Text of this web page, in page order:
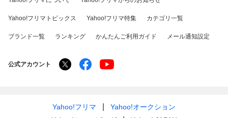
Yahoo!フリマトピックス Yahoo!フリマ特集 カテゴリ一覧
ブランド一覧 ランキング かんたんご利用ガイド メール通知設定
公式アカウント
Yahoo!フリマ
Yahoo!オークション